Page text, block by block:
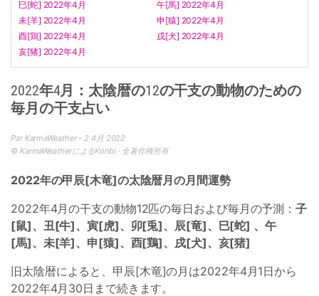
巳[蛇] 2022年4月
午[馬] 2022年4月
未[羊] 2022年4月
申[猿] 2022年4月
酉[鶏] 2022年4月
戌[犬] 2022年4月
亥[猪] 2022年4月
2022年4月：太陰暦の12の干支の動物のための
毎月の干支占い
Par KarmaWeather - 2 4月 2022
© KarmaWeatherによるKonbi · 全著作権所有
2022年の甲辰[木竜]の太陰暦月の月間運勢
2022年4月の干支の動物12匹の毎日および毎月の予測：子
[鼠]、丑[牛]、寅[虎]、卯[兎]、辰[竜]、巳[蛇] 、午
[馬]、未[羊]、申[猿]、酉[鶏]、戌[犬]、亥[猪]
旧太陰暦によると、甲辰[木竜]の月は2022年4月1日から
2022年4月30日まで続きます。